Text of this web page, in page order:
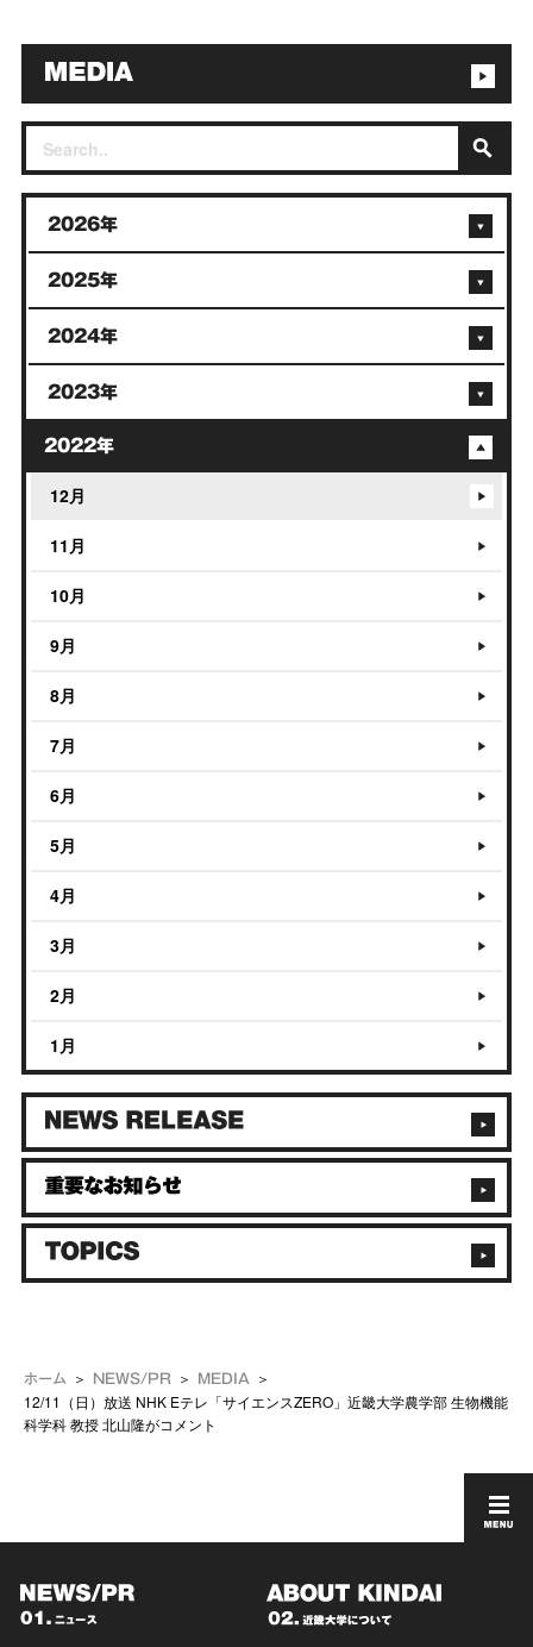
ホーム NEWS/PR MEDIA
12/11（日）放送 NHK Eテレ「サイエンスZERO」近畿大学農学部 生物機能
科学科 教授 北山隆がコメント
2026年
2025年
2024年
2023年
2022年
12月
11月
10月
9月
8月
7月
6月
5月
4月
3月
2月
1月